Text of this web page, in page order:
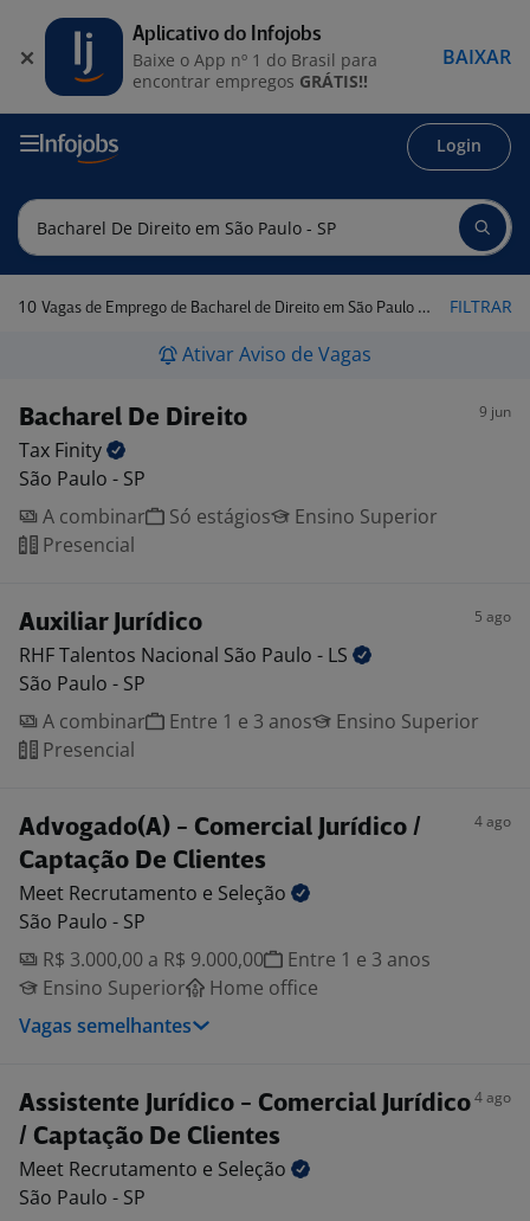
Login
10 Vagas de Emprego de Bacharel de Direito em São Paulo - SP FILTRAR
Ativar Aviso de Vagas
Bacharel De Direito 9 jun
Tax Finity
São Paulo - SP
A combinar
Só estágios
Ensino Superior
Presencial
Auxiliar Jurídico 5 ago
RHF Talentos Nacional São Paulo - LS
São Paulo - SP
A combinar
Entre 1 e 3 anos
Ensino Superior
Presencial
Advogado(A) - Comercial Jurídico /
Captação De Clientes
4 ago
Meet Recrutamento e Seleção
São Paulo - SP
R$ 3.000,00 a R$ 9.000,00
Entre 1 e 3 anos
Ensino Superior
Home office
Vagas semelhantes
Assistente Jurídico - Comercial Jurídico
/ Captação De Clientes
4 ago
Meet Recrutamento e Seleção
São Paulo - SP
Aplicativo do Infojobs
Baixe o App nº 1 do Brasil para
encontrar empregos GRÁTIS!!
BAIXAR